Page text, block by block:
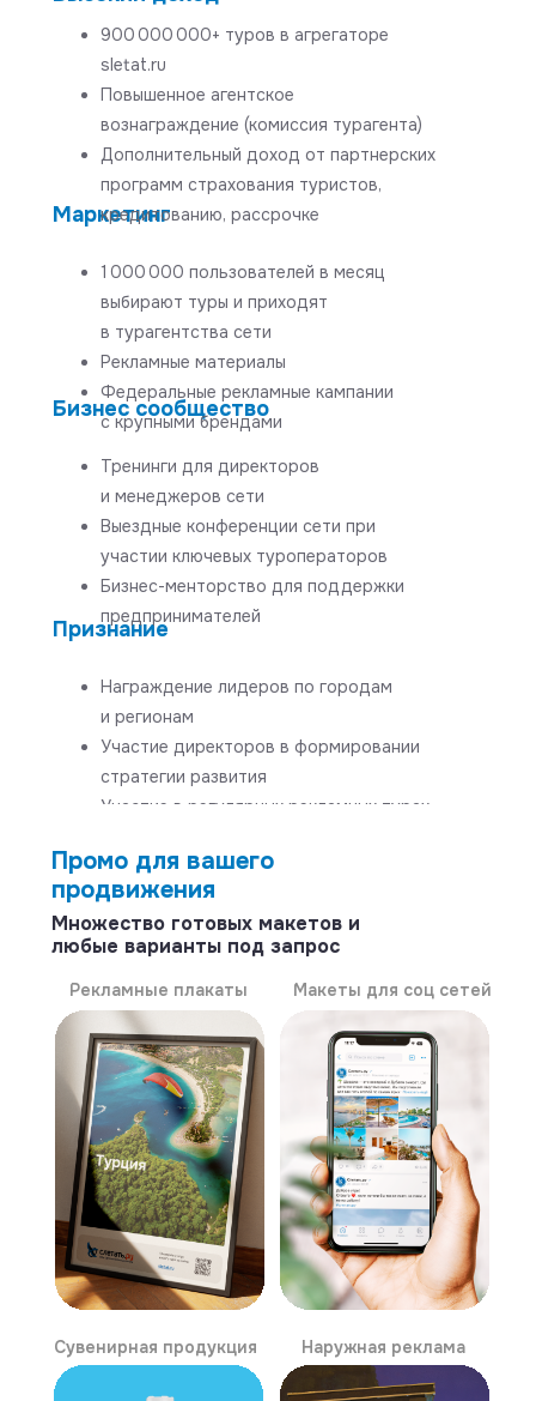
Маркетинг
Бизнес сообщество
Признание
1 000 000 пользователей в месяц
выбирают туры и приходят
в турагентства сети
Рекламные материалы
Федеральные рекламные кампании
с крупными брендами
900 000 000+ туров в агрегаторе
sletat.ru
Повышенное агентское
вознаграждение (комиссия турагента)
Дополнительный доход от партнерских
программ страхования туристов,
кредитованию, рассрочке
Тренинги для директоров
и менеджеров сети
Выездные конференции сети при
участии ключевых туроператоров
Бизнес-менторство для поддержки
предпринимателей
Награждение лидеров по городам
и регионам
Участие директоров в формировании
стратегии развития
Участие в регулярных рекламных турах
Рекламные плакаты Макеты для соц сетей
Сувенирная продукция Наружная реклама
Множество готовых макетов и
любые варианты под запрос
Промо для вашего
продвижения